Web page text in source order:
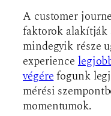
A customer
faktorok alakítják
mindegyik része
experience
végérefogunk
mérési
momentumok.